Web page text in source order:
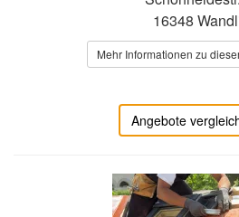
16348
Mehr Informationen zu
Angebote